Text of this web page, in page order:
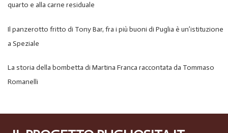
quarto e alla carne residuale
Il panzerotto fritto di Tony Bar, fra i più buoni di Puglia è un’istituzione
a Speziale
La storia della bombetta di Martina Franca raccontata da Tommaso
Romanelli